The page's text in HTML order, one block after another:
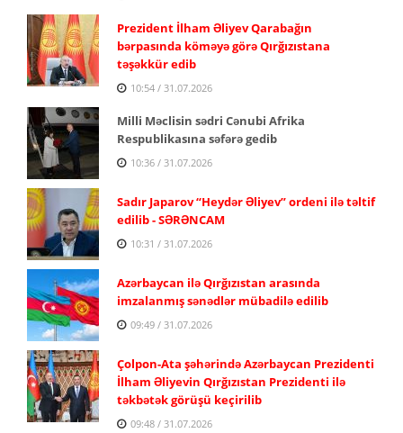
Prezident İlham Əliyev Qarabağın
bərpasında köməyə görə Qırğızıstana
təşəkkür edib
10:54 / 31.07.2026
Milli Məclisin sədri Cənubi Afrika
Respublikasına səfərə gedib
10:36 / 31.07.2026
Sadır Japarov “Heydər Əliyev” ordeni ilə təltif
edilib - SƏRƏNCAM
10:31 / 31.07.2026
Azərbaycan ilə Qırğızıstan arasında
imzalanmış sənədlər mübadilə edilib
09:49 / 31.07.2026
Çolpon-Ata şəhərində Azərbaycan Prezidenti
İlham Əliyevin Qırğızıstan Prezidenti ilə
təkbətək görüşü keçirilib
09:48 / 31.07.2026